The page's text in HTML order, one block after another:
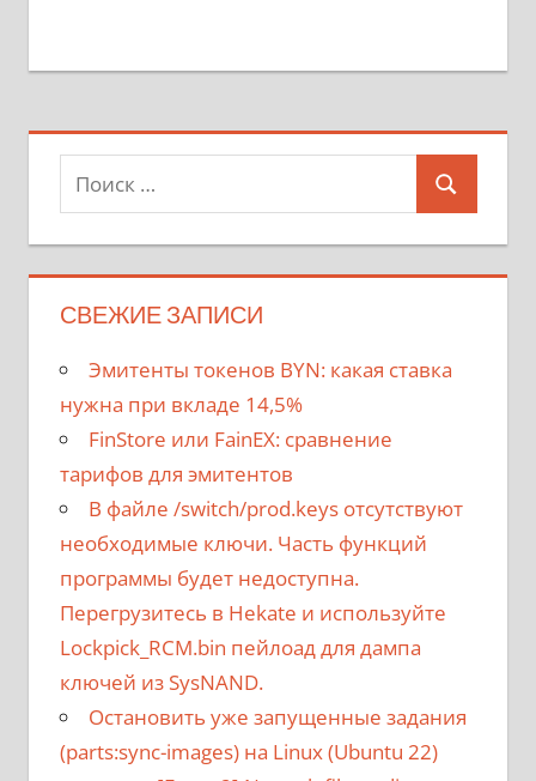
Поиск
для:
Поиск
СВЕЖИЕ ЗАПИСИ
Эмитенты токенов BYN: какая ставка
нужна при вкладе 14,5%
FinStore или FainEX: сравнение
тарифов для эмитентов
В файле /switch/prod.keys отсутствуют
необходимые ключи. Часть функций
программы будет недоступна.
Перегрузитесь в Hekate и используйте
Lockpick_RCM.bin пейлоад для дампа
ключей из SysNAND.
Остановить уже запущенные задания
(parts:sync-images) на Linux (Ubuntu 22)